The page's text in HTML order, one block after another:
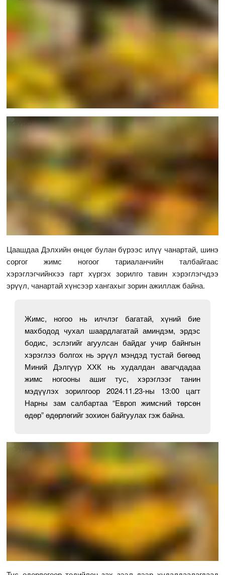
Цаашдаа Дэлхийн өнцөг булан бүрээс илүү чанартай, шинэ
соргог жимс ногоог тариаланчийн талбайгаас
хэрэглэгчийнхээ гарт хүргэх зорилго тавин хэрэглэгчдээ
эрүүл, чанартай хүнсээр хангахыг зорин ажиллаж байна.
Жимс, ногоо нь илчлэг багатай, хүний бие
махбодод чухал шаардлагатай аминдэм, эрдэс
бодис, эслэгийг агуулсан байдаг учир байнгын
хэрэглээ болгох нь эрүүл мэндэд тустай бөгөөд
Миний Дэлгүүр ХХК нь худалдан авагчдадаа
жимс ногооны ашиг тус, хэрэглээг танин
мэдүүлэх зорилгоор 2024.11.23-ны 13:00 цагт
Нарны зам салбартаа “Европ жимсний төрсөн
өдөр” өдөрлөгийг зохион байгуулах гэж байна.